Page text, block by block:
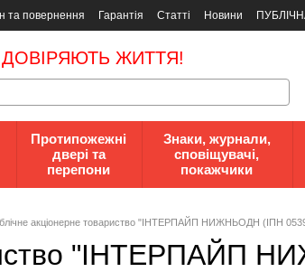
та повернення Гарантія Статті Новини
ЖИТТЯ!
Протипожежні
двері та
перепони
Знаки, журнали,
сповіщувачі,
покажчики
акціонерне товариство "ІНТЕРПАЙП НИЖНЬОДН (ІПН
"ІНТЕРПАЙП